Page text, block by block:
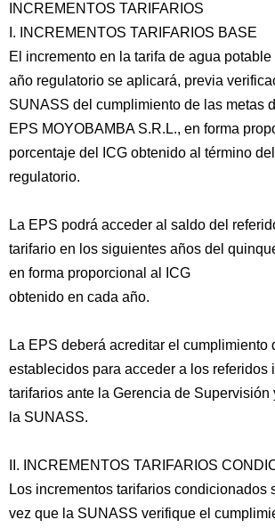
INCREMENTOS TARIFARIOS
I. INCREMENTOS TARIFARIOS BASE
El incremento en la tarifa de agua
año regulatorio se aplicará, previa
SUNASS del cumplimiento de las metas
EPS MOYOBAMBA S.R.L., en forma
porcentaje del ICG obtenido al término
regulatorio.
La EPS podrá acceder al saldo del
tarifario en los siguientes años del
en forma proporcional al ICG
obtenido en cada año.
La EPS deberá acreditar el cumplimiento
establecidos para acceder a los referidos
tarifarios ante la Gerencia de
la SUNASS.
II. INCREMENTOS TARIFARIOS
Los incrementos tarifarios condicionados
vez que la SUNASS verifique el